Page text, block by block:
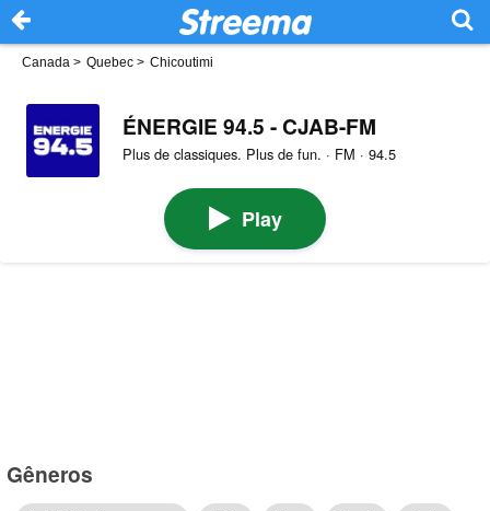
Canada > Quebec > Chicoutimi
ÉNERGIE 94.5 - CJAB-FM
Plus de classiques. Plus de fun. · FM · 94.5
Play
Gêneros